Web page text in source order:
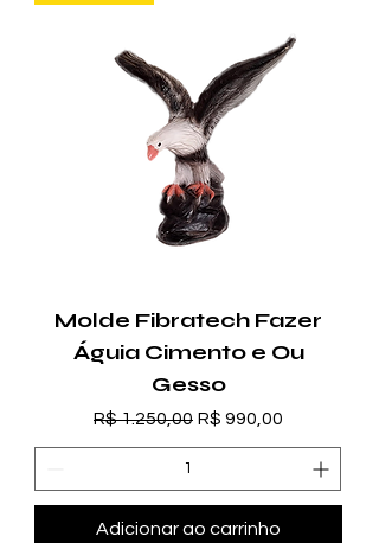
Molde Fibratech Fazer
Águia Cimento e Ou
Gesso
Preço normal
R$ 1.250,00 Preço promocional
R$ 990,00
Adicionar ao carrinho